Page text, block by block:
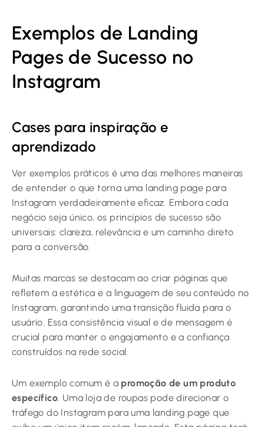
Exemplos de Landing
Pages de Sucesso no
Instagram
Cases para inspiração e
aprendizado
Ver exemplos práticos é uma das melhores maneiras
de entender o que torna uma landing page para
Instagram verdadeiramente eficaz. Embora cada
negócio seja único, os princípios de sucesso são
universais: clareza, relevância e um caminho direto
para a conversão.
Muitas marcas se destacam ao criar páginas que
refletem a estética e a linguagem de seu conteúdo no
Instagram, garantindo uma transição fluida para o
usuário. Essa consistência visual e de mensagem é
crucial para manter o engajamento e a confiança
construídos na rede social.
Um exemplo comum é a promoção de um produto
específico. Uma loja de roupas pode direcionar o
tráfego do Instagram para uma landing page que